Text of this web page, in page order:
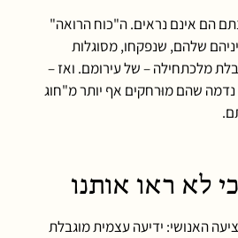
הם אינם נראים. ה"כוח הרואה"
שלהם, שנפקחו, מסוגלות
מלכתחילה – של עירומם. ואז –
נדמה שהם מוּרחקים אף יותר מ"חוג
לא ראו אותנו
האנושי: ידיעה עצמית מוגבלת